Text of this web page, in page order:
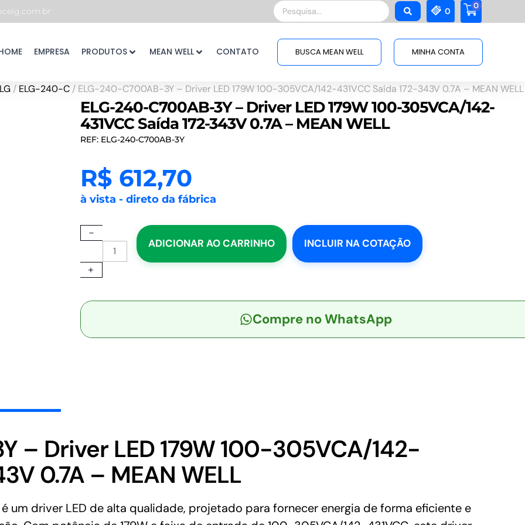
Pesquisar
...
0
0
EMPRESA PRODUTOS MEAN WELL CONTATO BUSCA MEAN WELL MINHA CONTA
/ ELG-240-C / ELG-240-C700AB-3Y – Driver LED 179W 100-305VCA/142-431VCC Saída 172-343V 0.7A – MEAN WELL
ELG-240-C700AB-3Y – Driver LED 179W 100-305VCA/142-
431VCC Saída 172-343V 0.7A – MEAN WELL
REF: ELG-240-C700AB-3Y
R$ 612,70
à vista - direto da fábrica
-
ELG-
C700AB-
3Y
Driver
179W
-
MEAN
WELL
+
ADICIONAR AO CARRINHO INCLUIR NA COTAÇÃO
Compre no WhatsApp
– Driver LED 179W 100-305VCA/142-
0.7A – MEAN WELL
um driver LED de alta qualidade, projetado para fornecer energia de forma eficiente e